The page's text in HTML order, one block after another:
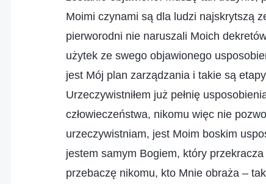
Moimi czynami są dla ludzi najskrytszą
pierworodni nie naruszali Moich
użytek ze swego objawionego
jest Mój plan zarządzania i takie są
Urzeczywistniłem już pełnię
człowieczeństwa, nikomu więc nie
urzeczywistniam, jest Moim boskim
jestem samym Bogiem, który
przebaczę nikomu, kto Mnie obraża –